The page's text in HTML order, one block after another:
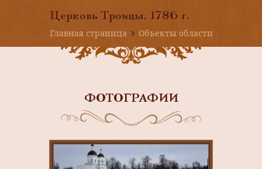
Церковь Троицы, 1786 г.
Главная страница
Объекты области
ФОТОГРАФИИ